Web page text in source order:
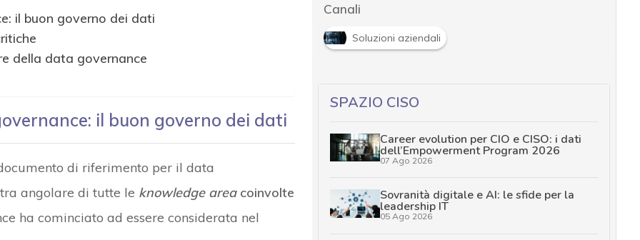
il buon governo dei dati
della data governance
il buon governo dei dati
di riferimento per il data
angolare di tutte le knowledge areacoinvolte
ha cominciato ad essere considerata nel
Canali
Soluzioni aziendali
SPAZIO CISO
Career evolution per CIO e CISO: i dati
dell’Empowerment Program 2026
07 Ago 2026
Sovranità digitale e AI: le sfide per la
leadership IT
05 Ago 2026